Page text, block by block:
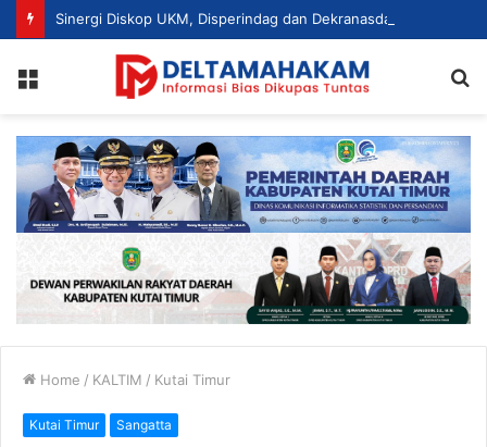
Home / KALTIM / Kutai Timur
Kutai Timur Sangatta